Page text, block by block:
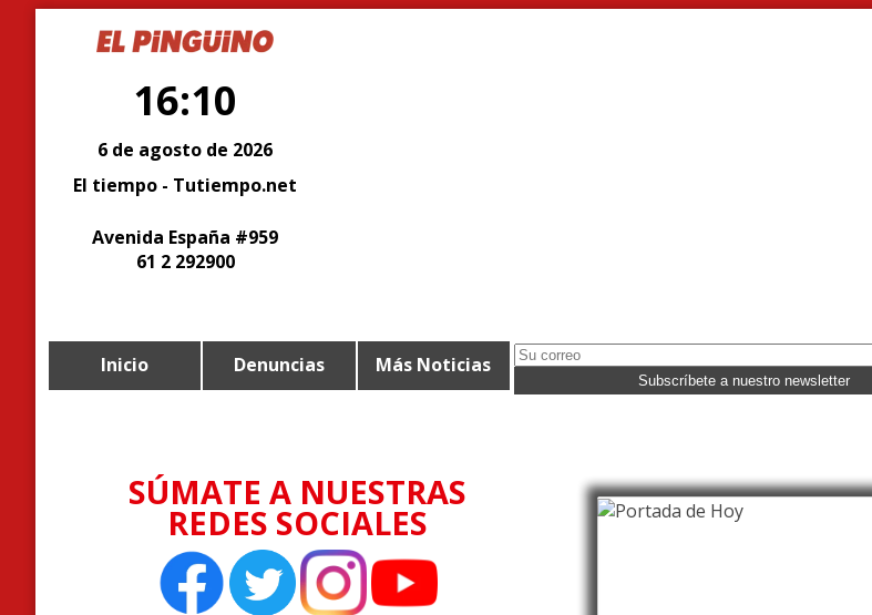
16:10
6 de agosto de 2026
El tiempo - Tutiempo.net
Avenida España #959
61 2 292900
Inicio Denuncias Más Noticias
SÚMATE A NUESTRAS
REDES SOCIALES